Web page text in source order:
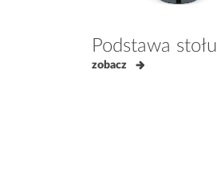
Podstawa stołu
zobacz